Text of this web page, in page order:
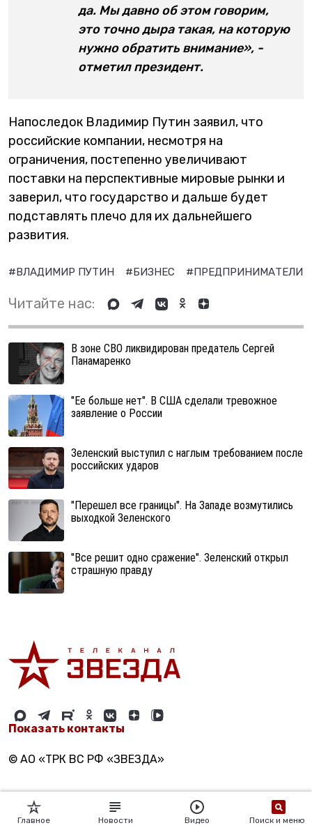
да. Мы давно об этом говорим,
это точно дыра такая, на которую
нужно обратить внимание», -
отметил президент.
Напоследок Владимир Путин заявил, что
российские компании, несмотря на
ограничения, постепенно увеличивают
поставки на перспективные мировые рынки и
заверил, что государство и дальше будет
подставлять плечо для их дальнейшего
развития.
#ВЛАДИМИР ПУТИН #БИЗНЕС #ПРЕДПРИНИМАТЕЛИ
Читайте нас:
В зоне СВО ликвидирован предатель Сергей
Панамаренко
"Ее больше нет". В США сделали тревожное
заявление о России
Зеленский выступил с наглым требованием после
российских ударов
"Перешел все границы". На Западе возмутились
выходкой Зеленского
"Все решит одно сражение". Зеленский открыл
страшную правду
Показать контакты
© АО «ТРК ВС РФ «ЗВЕЗДА»
Главное Новости Видео Поиск и меню